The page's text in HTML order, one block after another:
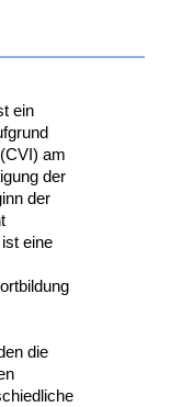
ein
am
der
der
eine
die